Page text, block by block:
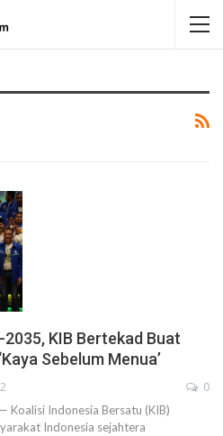
KIB Bertekad Buat
Sebelum Menua’
0
Koalisi Indonesia Bersatu (KIB)
Indonesia sejahtera